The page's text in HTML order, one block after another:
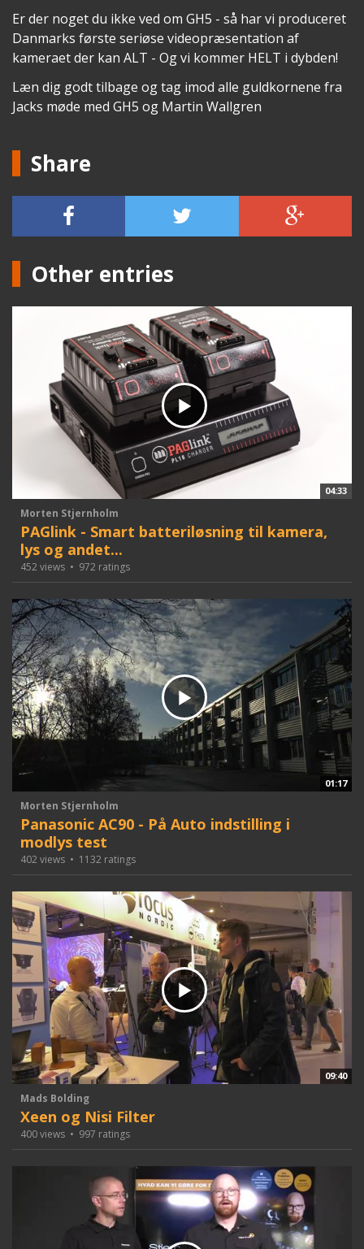
Er der noget du ikke ved om GH5 - så har vi produceret
Danmarks første seriøse videopræsentation af
kameraet der kan ALT - Og vi kommer HELT i dybden!
Læn dig godt tilbage og tag imod alle guldkornene fra
Jacks møde med GH5 og Martin Wallgren
Share
Other entries
04:33
Morten Stjernholm
PAGlink - Smart batteriløsning til kamera,
lys og andet...
452 views • 972 ratings
01:17
Morten Stjernholm
Panasonic AC90 - På Auto indstilling i
modlys test
402 views • 1132 ratings
09:40
Mads Bolding
Xeen og Nisi Filter
400 views • 997 ratings